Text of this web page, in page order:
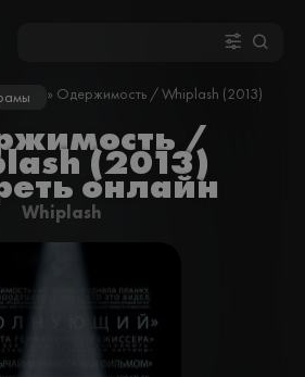
» Одержимость / Whiplash (2013)
/
(2013)
онлайн
Whiplash